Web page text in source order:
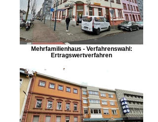
Mehrfamilienhaus - Verfahrenswahl:
Ertragswertverfahren